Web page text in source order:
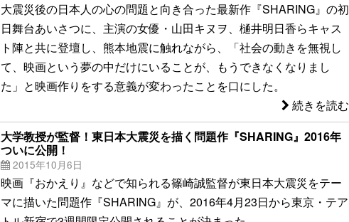
大震災後の日本人の心の問題と向き合った最新作『SHARING』の初
日舞台あいさつに、主演の女優・山田キヌヲ、樋井明日香らキャス
ト陣と共に登壇し、熊本地震に触れながら、「社会の動きを無視し
て、映画という夢の中だけにいることが、もうできなくなりまし
た」と映画作りをする意義が変わったことを口にした。
続きを読む
大学教授が監督！東日本大震災を描く問題作『SHARING』2016年
ついに公開！
2015年10月6日
映画『おかえり』などで知られる篠崎誠監督が東日本大震災をテー
マに描いた問題作『SHARING』が、2016年4月23日から東京・テア